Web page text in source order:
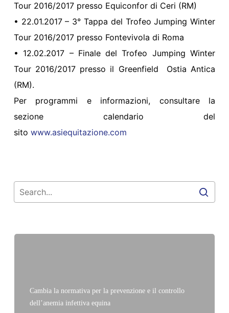
Tour 2016/2017 presso Equiconfor di Ceri (RM)
• 22.01.2017 – 3° Tappa del Trofeo Jumping Winter
Tour 2016/2017 presso Fontevivola di Roma
• 12.02.2017 – Finale del Trofeo Jumping Winter
Tour 2016/2017 presso il Greenfield Ostia Antica
(RM).
Per programmi e informazioni, consultare la
sezione calendario del
sito www.asiequitazione.com
Cambia la normativa per la prevenzione e il controllo
dell’anemia infettiva equina